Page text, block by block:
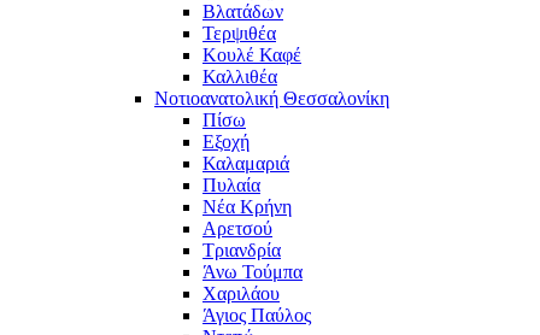
Βλατάδων
Τερψιθέα
Κουλέ Καφέ
Καλλιθέα
Νοτιοανατολική Θεσσαλονίκη
Πίσω
Εξοχή
Καλαμαριά
Πυλαία
Νέα Κρήνη
Αρετσού
Τριανδρία
Άνω Τούμπα
Χαριλάου
Άγιος Παύλος